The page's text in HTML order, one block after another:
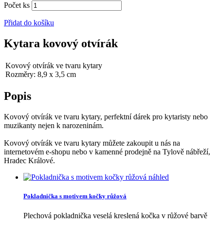
Počet ks
Přidat do košíku
Kytara kovový otvírák
Kovový otvírák ve tvaru kytary
Rozměry: 8,9 x 3,5 cm
Popis
Kovový otvírák ve tvaru kytary, perfektní dárek pro kytaristy nebo
muzikanty nejen k narozeninám.
Kovový otvírák ve tvaru kytary můžete zakoupit u nás na
internetovém e-shopu nebo v kamenné prodejně na Tylově nábřeží,
Hradec Králové.
náhled
Pokladnička s motivem kočky růžová
Plechová pokladnička veselá kreslená kočka v růžové barvě